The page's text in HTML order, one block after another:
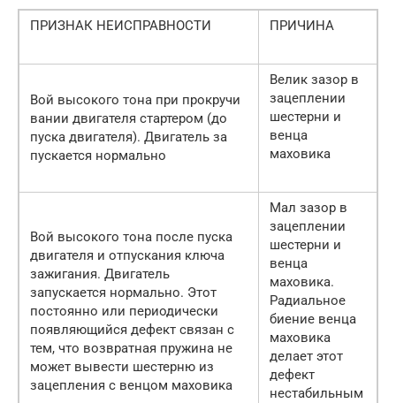
ПРИЗНАК НЕИСПРАВНОСТИ ПРИЧИНА
Вой высокого тона при прокручи
вании двигателя стартером (до
пуска двигателя). Двигатель за
пускается нормально
Велик зазор в
зацеплении
шестерни и
венца
маховика
Вой высокого тона после пуска
двигателя и отпускания ключа
зажигания. Двигатель
запускается нормально. Этот
постоянно или периодически
появляющийся дефект связан с
тем, что возвратная пружина не
может вывести шестерню из
зацепления с венцом маховика
Мал зазор в
зацеплении
шестерни и
венца
маховика.
Радиальное
биение венца
маховика
делает этот
дефект
нестабильным